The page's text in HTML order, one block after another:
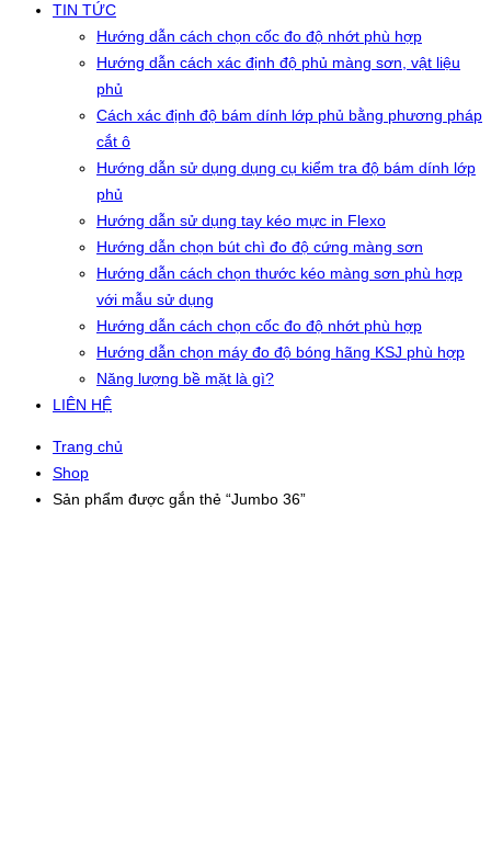
TIN TỨC
Hướng dẫn cách chọn cốc đo độ nhớt phù hợp
Hướng dẫn cách xác định độ phủ màng sơn, vật liệu
phủ
Cách xác định độ bám dính lớp phủ bằng phương pháp
cắt ô
Hướng dẫn sử dụng dụng cụ kiểm tra độ bám dính lớp
phủ
Hướng dẫn sử dụng tay kéo mực in Flexo
Hướng dẫn chọn bút chì đo độ cứng màng sơn
Hướng dẫn cách chọn thước kéo màng sơn phù hợp
với mẫu sử dụng
Hướng dẫn cách chọn cốc đo độ nhớt phù hợp
Hướng dẫn chọn máy đo độ bóng hãng KSJ phù hợp
Năng lượng bề mặt là gì?
LIÊN HỆ
Trang chủ
Shop
Sản phẩm được gắn thẻ “Jumbo 36”